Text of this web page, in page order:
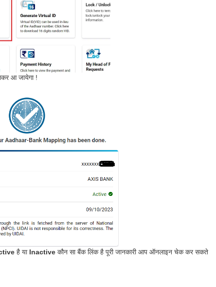
आ जायेगा !
है या Inactive कौन सा बैंक लिंक है पूरी जानकारी आप ऑनलाइन चेक कर सकते